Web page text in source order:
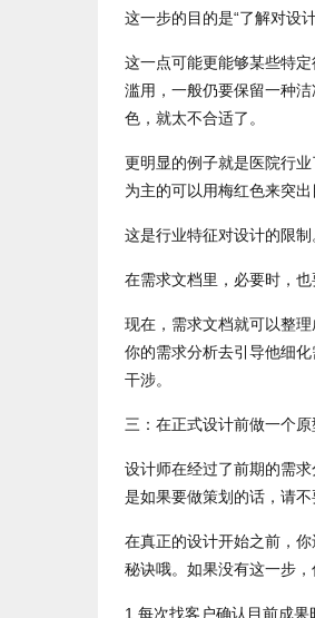
这一步的目的是“了解对设
这一点可能更能够某些特
滥用，一般仍要保留一种
色，就太不合适了。
更明显的例子就是医院行
为主的可以用梅红色来突
这是行业特征对设计的限制
在需求文档里，必要时，也
现在，需求文档就可以整
你的需求分析去引导他细
干涉。
三：在正式设计前做一个原
设计师在经过了前期的需
是如果要做策划的话，请
在真正的设计开始之前，
秘诀哦。如果没有这一步，
1.每次找客户确认目前成